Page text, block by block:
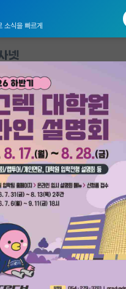
소식을 빠르게
보
랩
판
전당
자유 게시판(아무개랩)
않는 박제글입니다.
컨택 문제
르트
2610